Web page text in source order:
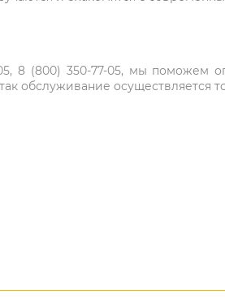
8 (800) 350-77-05, мы
обслуживание осуществляется